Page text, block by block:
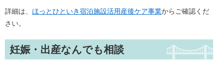
詳細は、 ほっとひといき宿泊施設活用産後ケア事業からご確認くだ
さい。
妊娠・出産なんでも相談